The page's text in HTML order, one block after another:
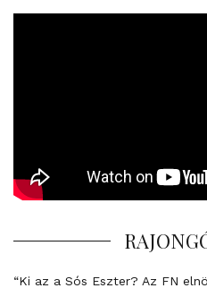
“Ki az a Sós Eszter? Az FN